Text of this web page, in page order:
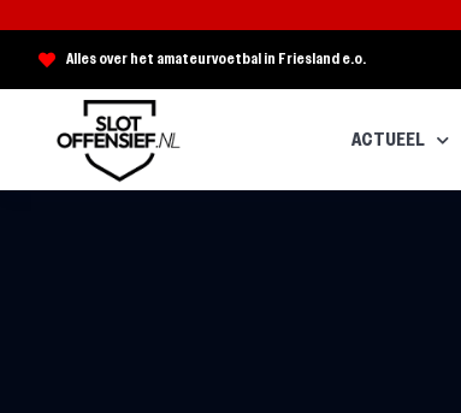
Alles over het amateurvoetbal in Friesland e.o.
ACTUEEL